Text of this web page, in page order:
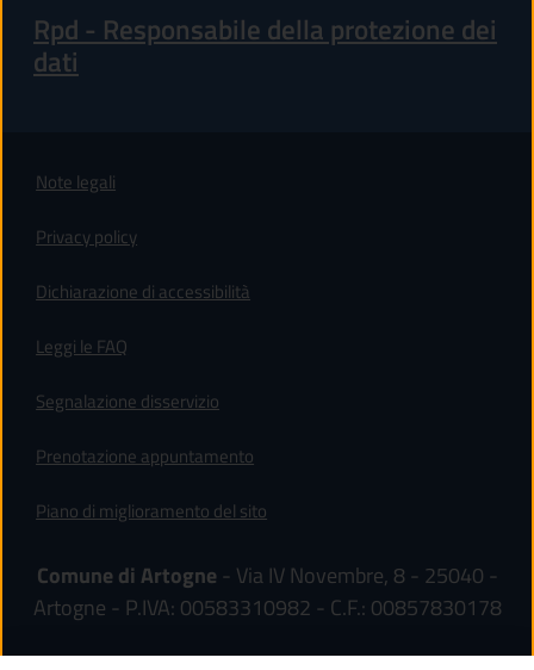
Rpd - Responsabile della protezione dei
dati
Note legali
Privacy policy
Dichiarazione di accessibilità
Leggi le FAQ
Segnalazione disservizio
Prenotazione appuntamento
Piano di miglioramento del sito
Comune di Artogne - Via IV Novembre, 8 - 25040 -
Artogne - P.IVA: 00583310982 - C.F.: 00857830178